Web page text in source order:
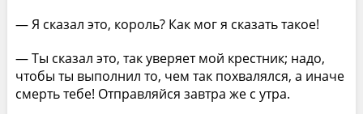
— Я сказал это, король? Как мог я сказать такое!
— Ты сказал это, так уверяет мой крестник; надо,
чтобы ты выполнил то, чем так похвалялся, а иначе
смерть тебе! Отправляйся завтра же с утра.